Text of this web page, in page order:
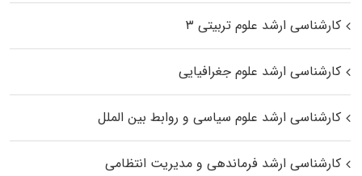
کارشناسی ارشد علوم تربیتی ۳
کارشناسی ارشد علوم جغرافیایی
کارشناسی ارشد علوم سیاسی و روابط بین الملل
کارشناسی ارشد فرماندهی و مدیریت انتظامی